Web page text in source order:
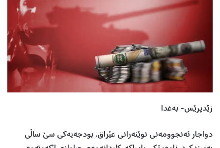
زێدپرێس- بەغدا
دواجار ئەنجوومەنی نوێنەرانی عێراق، بودجەیەکی سێ ساڵی